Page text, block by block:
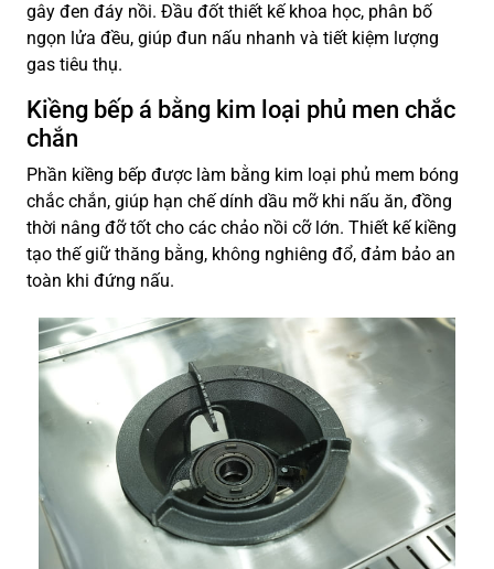
gây đen đáy nồi. Đầu đốt thiết kế khoa học, phân bố
ngọn lửa đều, giúp đun nấu nhanh và tiết kiệm lượng
gas tiêu thụ.
Kiềng bếp á bằng kim loại phủ men chắc
chắn
Phần kiềng bếp được làm bằng kim loại phủ mem bóng
chắc chắn, giúp hạn chế dính dầu mỡ khi nấu ăn, đồng
thời nâng đỡ tốt cho các chảo nồi cỡ lớn. Thiết kế kiềng
tạo thế giữ thăng bằng, không nghiêng đổ, đảm bảo an
toàn khi đứng nấu.